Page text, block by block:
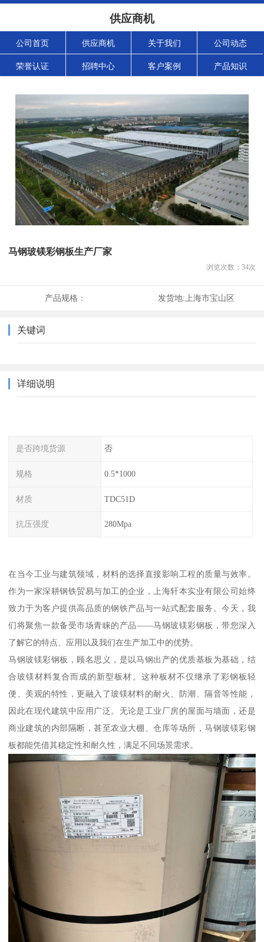
供应商机
公司首页 供应商机 关于我们 公司动态
荣誉认证 招聘中心 客户案例 产品知识
马钢玻镁彩钢板生产厂家
浏览次数： 34次
产品规格： 发货地: 上海市宝山区
关键词
详细说明
是否跨境货源 否
规格 0.5*1000
材质 TDC51D
抗压强度 280Mpa
在当今工业与建筑领域，材料的选择直接影响工程的质量与效率。
作为一家深耕钢铁贸易与加工的企业，上海轩本实业有限公司始终
致力于为客户提供高品质的钢铁产品与一站式配套服务。今天，我
们将聚焦一款备受市场青睐的产品——马钢玻镁彩钢板，带您深入
了解它的特点、应用以及我们在生产加工中的优势。
马钢玻镁彩钢板，顾名思义，是以马钢出产的优质基板为基础，结
合玻镁材料复合而成的新型板材。这种板材不仅继承了彩钢板轻
便、美观的特性，更融入了玻镁材料的耐火、防潮、隔音等性能，
因此在现代建筑中应用广泛。无论是工业厂房的屋面与墙面，还是
商业建筑的内部隔断，甚至农业大棚、仓库等场所，马钢玻镁彩钢
板都能凭借其稳定性和耐久性，满足不同场景需求。